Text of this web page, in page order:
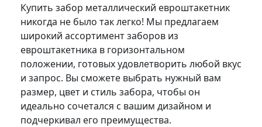
Купить забор металлический евроштакетник
никогда не было так легко! Мы предлагаем
широкий ассортимент заборов из
евроштакетника в горизонтальном
положении, готовых удовлетворить любой вкус
и запрос. Вы сможете выбрать нужный вам
размер, цвет и стиль забора, чтобы он
идеально сочетался с вашим дизайном и
подчеркивал его преимущества.